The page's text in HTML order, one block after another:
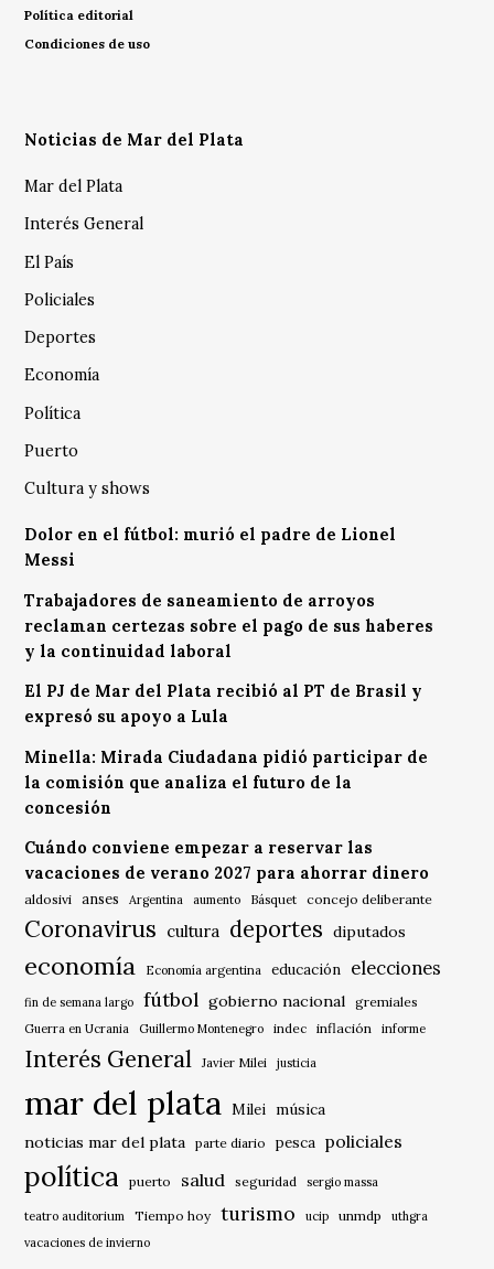
Política editorial
Condiciones de uso
Noticias de Mar del Plata
Mar del Plata
Interés General
El País
Policiales
Deportes
Economía
Política
Puerto
Cultura y shows
Dolor en el fútbol: murió el padre de Lionel
Messi
Trabajadores de saneamiento de arroyos
reclaman certezas sobre el pago de sus haberes
y la continuidad laboral
El PJ de Mar del Plata recibió al PT de Brasil y
expresó su apoyo a Lula
Minella: Mirada Ciudadana pidió participar de
la comisión que analiza el futuro de la
concesión
Cuándo conviene empezar a reservar las
vacaciones de verano 2027 para ahorrar dinero
aldosivi anses Argentina aumento Básquet concejo deliberante
Coronavirus cultura deportes diputados
economía Economía argentina educación elecciones
fin de semana largo fútbol gobierno nacional gremiales
Guerra en Ucrania Guillermo Montenegro indec inflación informe
Interés General Javier Milei justicia
mar del plata Milei música
noticias mar del plata
parte diario pesca policiales
política puerto salud seguridad sergio massa
teatro auditorium Tiempo hoy turismo ucip unmdp
uthgra
vacaciones de invierno